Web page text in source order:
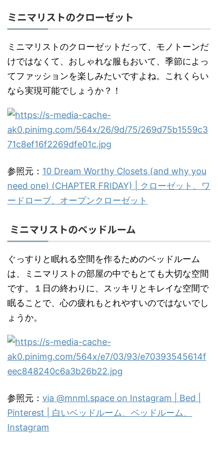
ミニマリストのクローゼット
ミニマリストのクローゼットだって、モノトーンだ
けではなくて、おしゃれな服もおいて、季節によっ
てファッションを楽しみたいですよね。これくらい
なら実現可能でしょうか？！
参照元： 10 Dream Worthy Closets (and why you
need one) (CHAPTER FRIDAY) | クローゼット、ワ
ードローブ、オープンクローゼット
ミニマリストのベッドルーム
ぐっすりと眠れる空間を作るためのベッドルーム
は、ミニマリストの部屋の中でもとても大切な空間
です。１日の終わりに、スッキリとキレイな空間で
眠ることで、心の疲れもとれやすいのではないでし
ょうか。
参照元： via @mnml.space on Instagram | Bed |
Pinterest | 白いベッドルーム、ベッドルーム、
Instagram